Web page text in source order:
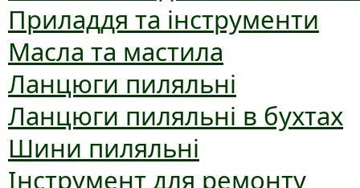
Приладдя та інструменти
Масла та мастила
Ланцюги пиляльні
Ланцюги пиляльні в бухтах
Шини пиляльні
Інструмент для ремонту